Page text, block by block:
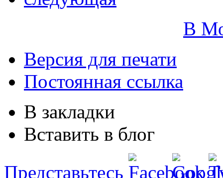
В
Версия для печати
Постоянная ссылка
В закладки
Вставить в блог
Представьтесь